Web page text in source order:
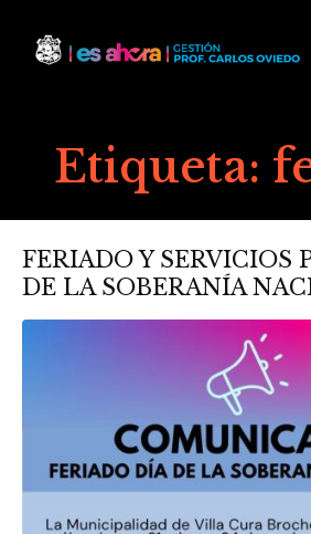
Etiqueta:
FERIADO Y SERVICIOS
DE LA SOBERANÍA